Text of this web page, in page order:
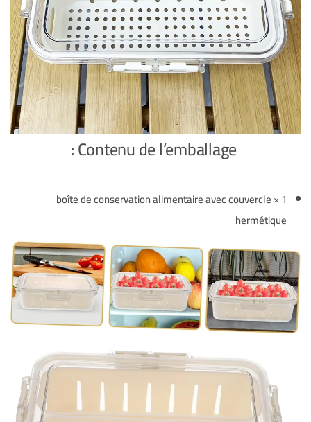
1 × boîte de conservation alimentaire avec couvercle
hermétique